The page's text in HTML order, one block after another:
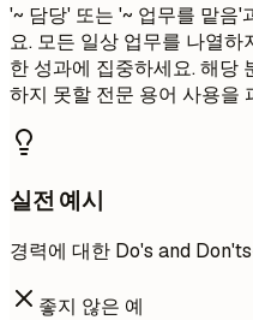
'~ 담당' 또는 '~ 업무를 맡음'
요. 모든 일상 업무를 나열
한 성과에 집중하세요. 해당
하지 못할 전문 용어 사용을
실전 예시
경력에 대한 Do's and
좋지 않은 예